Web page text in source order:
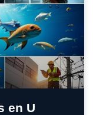
en U